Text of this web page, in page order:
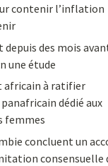
contenir l’inflation
depuis des mois
une étude
africain à ratifier
dédié aux
femmes
concluent un
consensuelle